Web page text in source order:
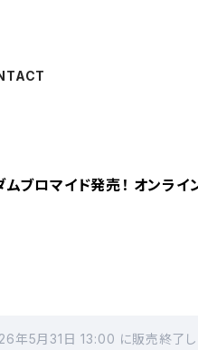
ブロマイド発売！ オンライ
年5月31日 13:00 に販売終了し